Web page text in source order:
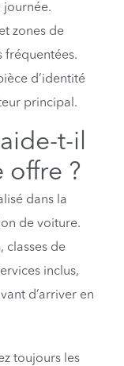
journée.
zones de
fréquentées.
d’identité
principal.
t-il
offre ?
dans la
de voiture.
classes de
inclus,
d’arriver en
toujours les